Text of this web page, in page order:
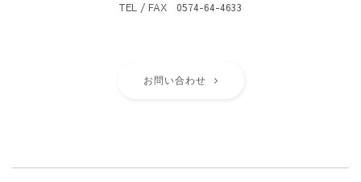
TEL / FAX 0574-64-4633
お問い合わせ